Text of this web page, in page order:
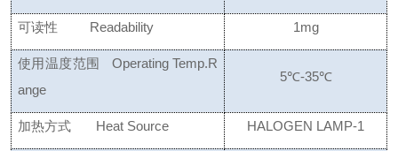
可读性 Readability 1mg
使用温度范围
Operating Temp.R
ange
5℃-35℃
加热方式 Heat Source HALOGEN LAMP-1